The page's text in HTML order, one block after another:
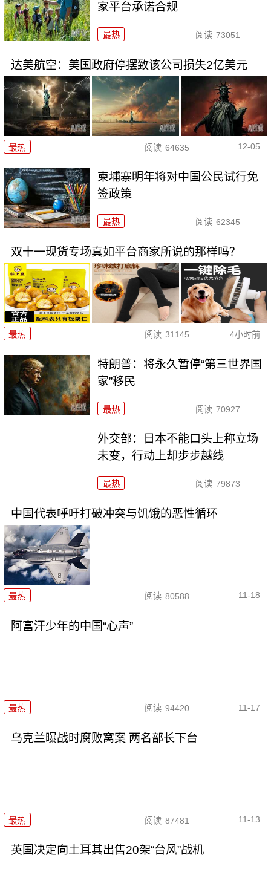
家平台承诺合规
最热 阅读 73051
达美航空：美国政府停摆致该公司损失2亿美元
最热 阅读 64635 12-05
柬埔寨明年将对中国公民试行免
签政策
最热 阅读 62345
双十一现货专场真如平台商家所说的那样吗？
最热 阅读 31145 4小时前
特朗普：将永久暂停“第三世界国
家”移民
最热 阅读 70927
外交部：日本不能口头上称立场
未变，行动上却步步越线
最热 阅读 79873
中国代表呼吁打破冲突与饥饿的恶性循环
最热 阅读 80588 11-18
阿富汗少年的中国“心声”
最热 阅读 94420 11-17
乌克兰曝战时腐败窝案 两名部长下台
最热 阅读 87481 11-13
英国决定向土耳其出售20架“台风”战机